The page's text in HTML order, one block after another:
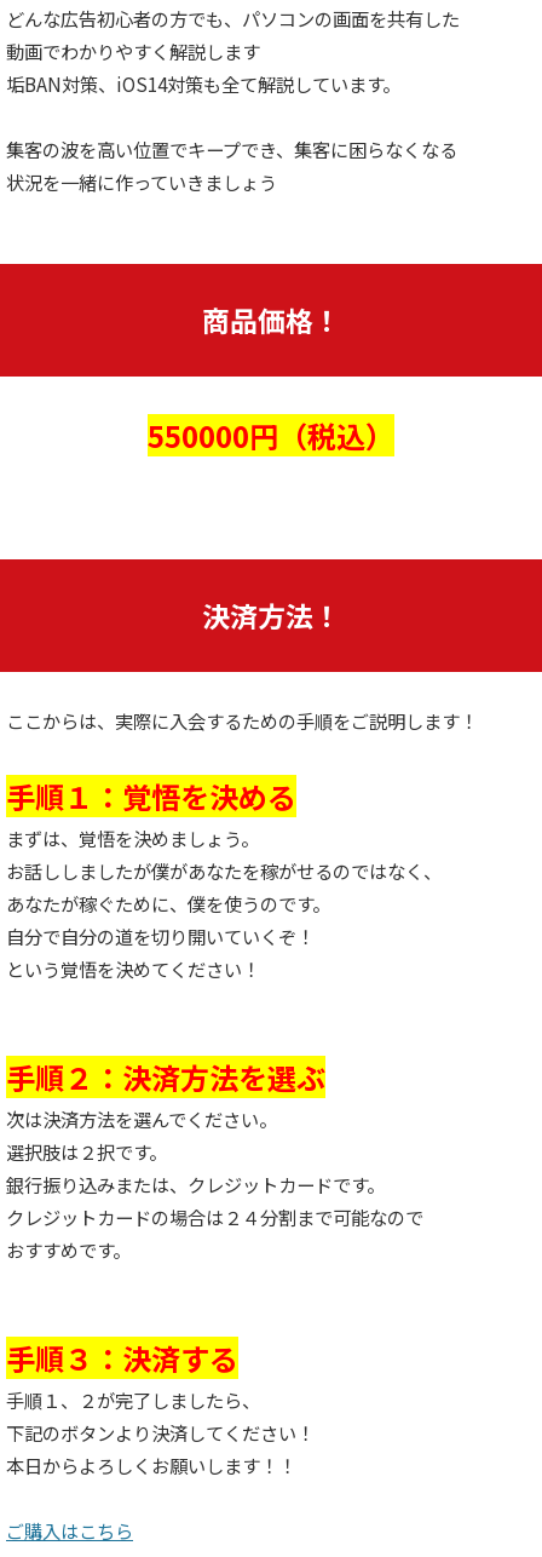
どんな広告初心者の方でも、パソコンの画面を共有した
動画でわかりやすく解説します
垢BAN対策、iOS14対策も全て解説しています。
集客の波を高い位置でキープでき、集客に困らなくなる
状況を一緒に作っていきましょう
商品価格！
550000円（税込）
決済方法！
ここからは、実際に入会するための手順をご説明します！
手順１：覚悟を決める
まずは、覚悟を決めましょう。
お話ししましたが僕があなたを稼がせるのではなく、
あなたが稼ぐために、僕を使うのです。
自分で自分の道を切り開いていくぞ！
という覚悟を決めてください！
手順２：決済方法を選ぶ
次は決済方法を選んでください。
選択肢は２択です。
銀行振り込みまたは、クレジットカードです。
クレジットカードの場合は２４分割まで可能なので
おすすめです。
手順３：決済する
手順１、２が完了しましたら、
下記のボタンより決済してください！
本日からよろしくお願いします！！
ご購入はこちら